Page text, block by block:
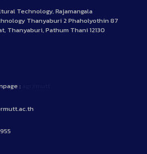
Technology, Rajamangala
Thanyaburi 2 Phaholyothin 87
Thanyaburi, Pathum Thani 12130
: